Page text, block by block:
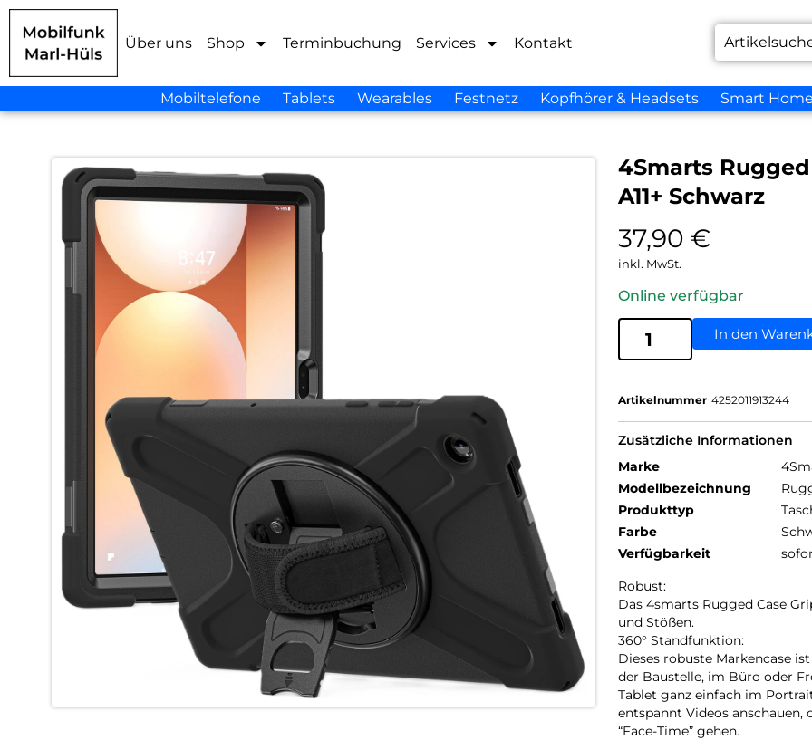
Über uns Shop Terminbuchung Services Kontakt
Mobiltelefone Tablets Wearables Festnetz Kopfhörer & Headsets Smart Home
4Smarts
A11+ Schwarz
37,90 €
inkl. MwSt.
Online verfügbar
In den
Artikelnummer 4252011913244
Zusätzliche Informationen
Marke
Modellbezeichnung
Produkttyp
Farbe
Verfügbarkeit
Robust:
Das 4smarts Rugged Case
und Stößen.
360° Standfunktion:
Dieses robuste Markencase
der Baustelle, im Büro oder
Tablet ganz einfach im
entspannt Videos
“Face-Time” gehen.